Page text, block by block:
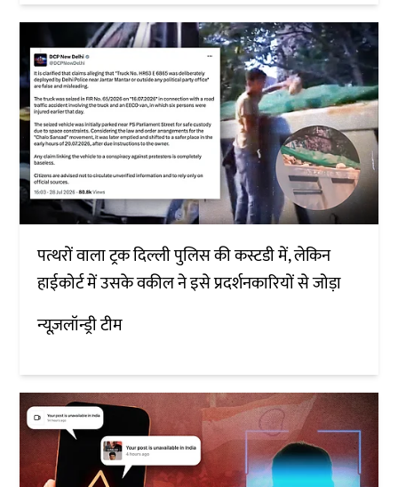
पत्थरों वाला ट्रक दिल्ली पुलिस की कस्टडी में, लेकिन
हाईकोर्ट में उसके वकील ने इसे प्रदर्शनकारियों से जोड़ा
न्यूज़लॉन्ड्री टीम